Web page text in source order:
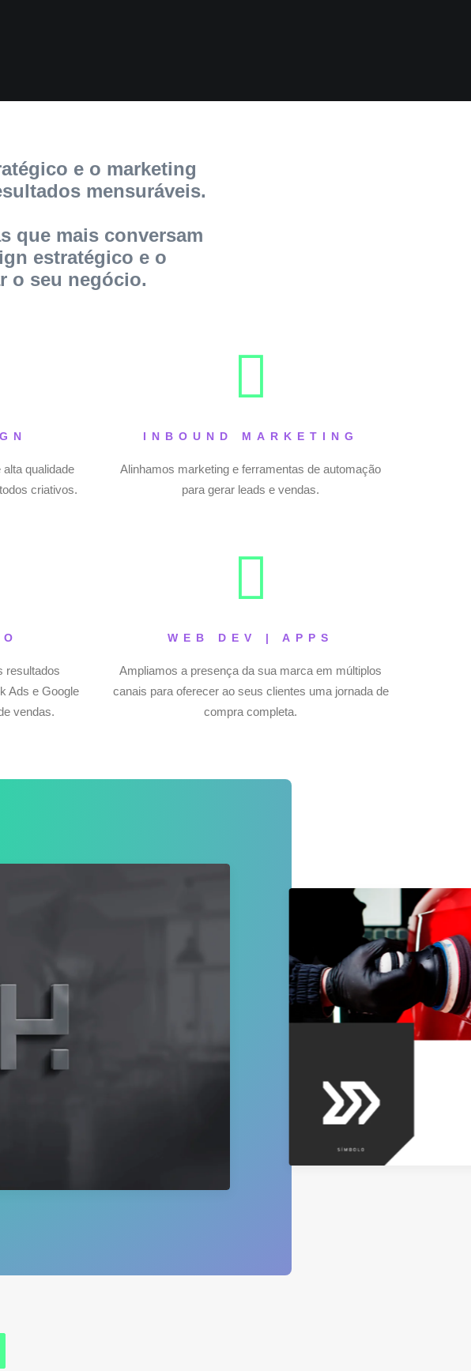
e o marketing
mensuráveis.
que mais conversam
estratégico e o
o seu negócio.
qualidade
criativos.
INBOUND MARKETING
Alinhamos marketing e ferramentas de automação
para gerar leads e vendas.
resultados
Ads e Google
vendas.
WEB DEV | APPS
Ampliamos a presença da sua marca em múltiplos
canais para oferecer ao seus clientes uma jornada de
compra completa.